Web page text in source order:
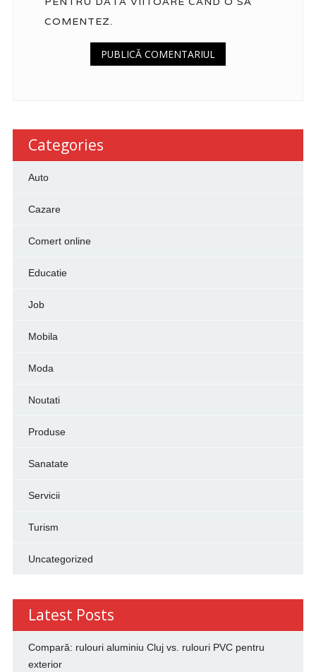
COMENTEZ.
Categories
Auto
Cazare
Comert online
Educatie
Job
Mobila
Moda
Noutati
Produse
Sanatate
Servicii
Turism
Uncategorized
Latest Posts
Compară: rulouri aluminiu Cluj vs. rulouri PVC pentru
exterior